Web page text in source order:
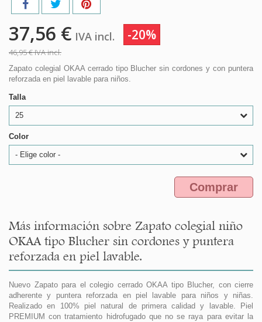
37,56 € IVA incl. -20%
46,95 €IVA incl.
Zapato colegial OKAA cerrado tipo Blucher sin cordones y con puntera
reforzada en piel lavable para niños.
Talla
25
Color
- Elige color -
Comprar
Más información sobre Zapato colegial niño
OKAA tipo Blucher sin cordones y puntera
reforzada en piel lavable.
Nuevo Zapato para el colegio cerrado OKAA tipo Blucher, con cierre
adherente y puntera reforzada en piel lavable para niños y niñas.
Realizado en 100% piel natural de primera calidad y lavable. Piel
PREMIUM con tratamiento hidrofugado que no se raya para evitar la